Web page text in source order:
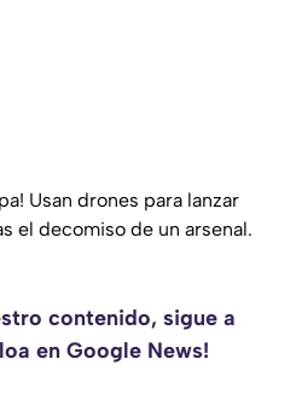
Usan drones para lanzar
el decomiso de un arsenal.
contenido, sigue a
en Google News!